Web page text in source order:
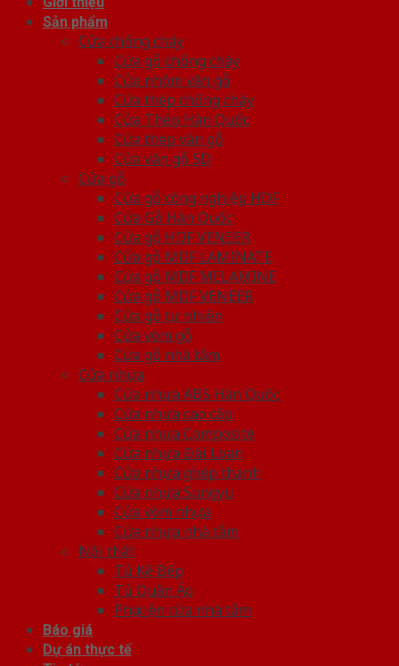
Sản phẩm
Cửa chống cháy
Cửa gỗ chống cháy
Cửa nhôm vân gỗ
Cửa thép chống cháy
Cửa Thép Hàn Quốc
Cửa thép vân gỗ
Cửa vân gỗ 5D
Cửa gỗ
Cửa gỗ công nghiệp HDF
Cửa Gỗ Hàn Quốc
Cửa gỗ HDF VENEER
Cửa gỗ MDF LAMINATE
Cửa gỗ MDF MELAMINE
Cửa gỗ MDF VENEER
Cửa gỗ tự nhiên
Cửa vòm gỗ
Cửa gỗ nhà tắm
Cửa nhựa
Cửa nhựa ABS Hàn Quốc
Cửa nhựa cao cấp
Cửa nhựa Composite
Cửa nhựa Đài Loan
Cửa nhựa ghép thanh
Cửa nhựa Sungyu
Cửa vòm nhựa
Cửa nhựa nhà tắm
Nội thất
Tủ Kệ Bếp
Tủ Quần Áo
Phụ kiện cửa nhà tắm
Báo giá
Dự án thực tế